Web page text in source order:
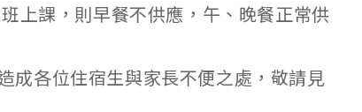
上課，則早餐不供應，午、晚餐正常供
成各位住宿生與家長不便之處，敬請見